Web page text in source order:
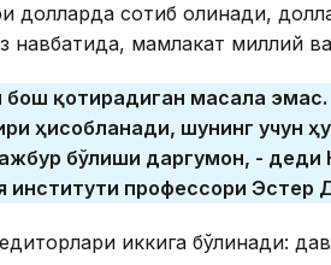
долларда сотиб олинади,
навбатида, мамлакат миллий
бош қотирадиган масала эмас
ҳисобланади, шунинг учун
бўлиши даргумон, - деди
институти профессори Эстер
иккига бўлинади: